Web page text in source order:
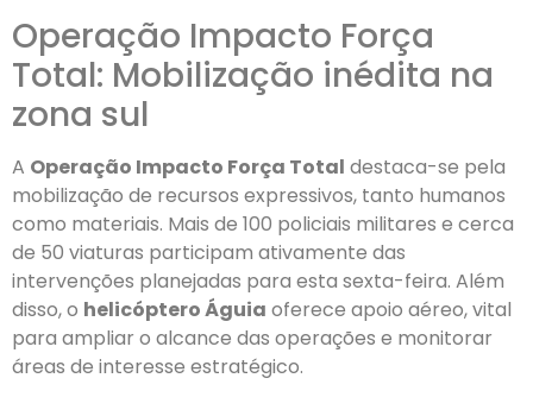
Operação Impacto Força
Total: Mobilização inédita na
zona sul
A Operação Impacto Força Total destaca-se pela
mobilização de recursos expressivos, tanto humanos
como materiais. Mais de 100 policiais militares e cerca
de 50 viaturas participam ativamente das
intervenções planejadas para esta sexta-feira. Além
disso, o helicóptero Águia oferece apoio aéreo, vital
para ampliar o alcance das operações e monitorar
áreas de interesse estratégico.